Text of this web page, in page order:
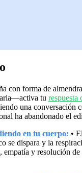
con forma de
tu respuesta
una conversación
ha abandonado el
en tu cuerpo: •
se dispara y la
y resolución